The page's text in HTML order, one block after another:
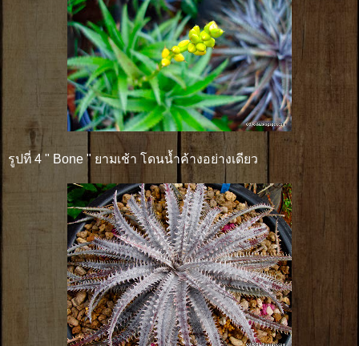
รูปที่ 4 " Bone " ยามเช้า โดนน้ำค้างอย่างเดียว